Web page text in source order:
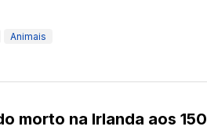
Animais
morto na Irlanda aos 150